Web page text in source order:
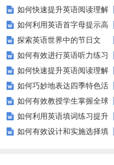
力测试？
如何快速提升英语阅读理解
能力？这些技巧你必须知道！
如何利用英语首字母提示高
效完成填空题？
探索英语世界中的节日文
化：您知道这些传统吗？
如何有效进行英语听力练习
以快速提升？
如何快速提升英语阅读理解
能力？这些技巧你必须知道！
如何巧妙地表达四季特色活
动？这些建议让您的活动更加丰
富多彩！
如何有效教授学生掌握全球
通用的日期表达？
如何利用英语填词练习提升
词汇量？这里有5个高效方法值
如何有效设计和实施选择填